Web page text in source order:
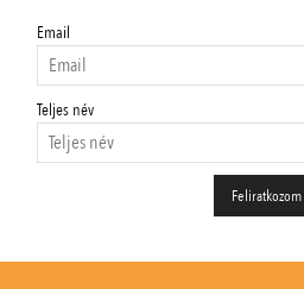
Email
Teljes név